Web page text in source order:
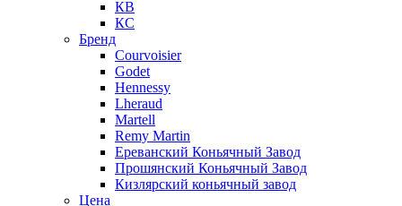
КВ
КС
Бренд
Courvoisier
Godet
Hennessy
Lheraud
Martell
Remy Martin
Ереванский Коньячный Завод
Прошянский Коньячный Завод
Кизлярский коньячный завод
Цена